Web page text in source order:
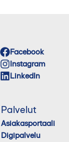
Facebook
Instagram
LinkedIn
Palvelut
Asiakasportaali
Digipalvelu